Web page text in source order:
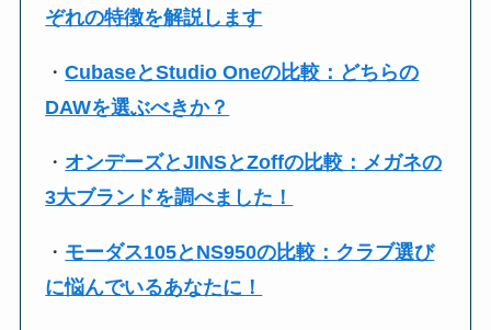
ぞれの特徴を解説します
・CubaseとStudio Oneの比較：どちらの
DAWを選ぶべきか？
・ オンデーズとJINSとZoffの比較：メガネの
3大ブランドを調べました！
・ モーダス105とNS950の比較：クラブ選び
に悩んでいるあなたに！